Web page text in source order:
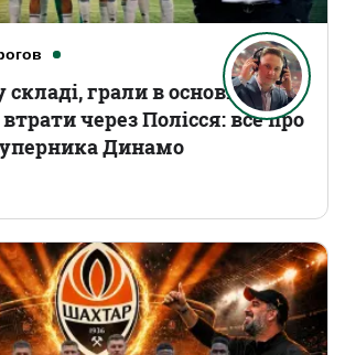
складі, грали в основному
через Полісся: все про
Динамо